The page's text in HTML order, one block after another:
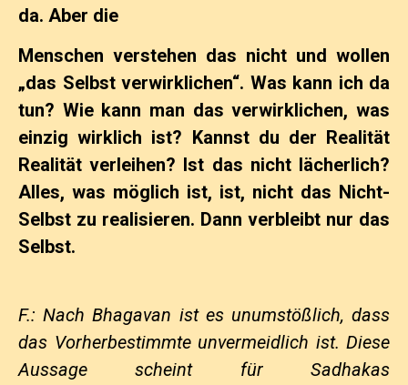
da. Aber die
Menschen verstehen das nicht und wollen
„das Selbst verwirklichen“. Was kann ich da
tun? Wie kann man das verwirklichen, was
einzig wirklich ist? Kannst du der Realität
Realität verleihen? Ist das nicht lächerlich?
Alles, was möglich ist, ist, nicht das Nicht-
Selbst zu realisieren. Dann verbleibt nur das
Selbst.
F.: Nach Bhagavan ist es unumstößlich, dass
das Vorherbestimmte unvermeidlich ist. Diese
Aussage scheint für Sadhakas